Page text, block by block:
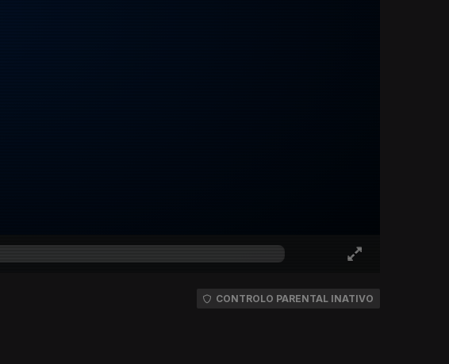
CONTROLO PARENTAL INATIVO